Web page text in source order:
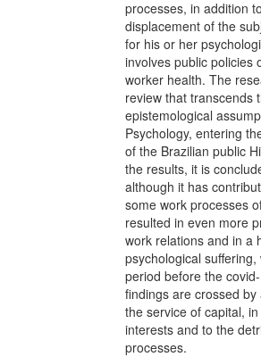
processes, in addition
displacement of the
for his or her
involves public policies
worker health. The
review that transcends
epistemological
Psychology, entering
of the Brazilian public
the results, it is
although it has
some work processes
resulted in even more
work relations and in a
psychological
period before the
findings are crossed
the service of capital,
interests and to the
processes.